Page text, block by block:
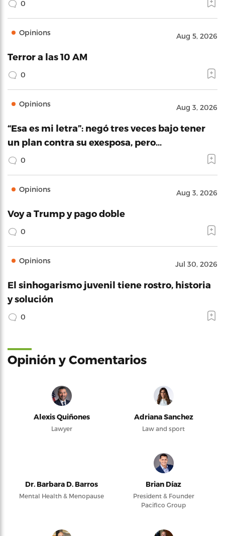
0
Opinions Aug 5, 2026
Terror a las 10 AM
0
Opinions Aug 3, 2026
“Esa es mi letra”: negó tres veces bajo tener
un plan contra su exesposa, pero…
0
Opinions Aug 3, 2026
Voy a Trump y pago doble
0
Opinions Jul 30, 2026
El sinhogarismo juvenil tiene rostro, historia
y solución
0
Opinión y Comentarios
Alexis Quiñones
Lawyer
Adriana Sanchez
Law and sport
Dr. Barbara D. Barros
Mental Health & Menopause
Brian Díaz
President & Founder
Pacifico Group